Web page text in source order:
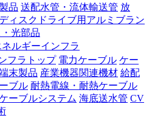
品 送配水管・流体輸送管 放
ィスクドライブ用アルミブラン
光部品
ネルギーインフラ
フラトップ 電力ケーブル ケー
末製品 産業機器関連機材 給配
ブル 耐熱電線・耐熱ケーブル
ーブルシステム 海底送水管 CV